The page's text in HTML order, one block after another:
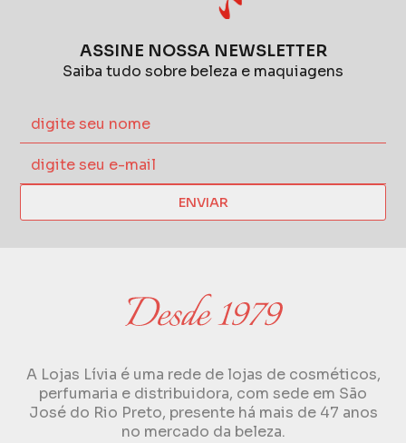
ASSINE NOSSA NEWSLETTER
Saiba tudo sobre beleza e maquiagens
ENVIAR
A Lojas Lívia é uma rede de lojas de cosméticos,
perfumaria e distribuidora, com sede em São
José do Rio Preto, presente há mais de 47 anos
no mercado da beleza.